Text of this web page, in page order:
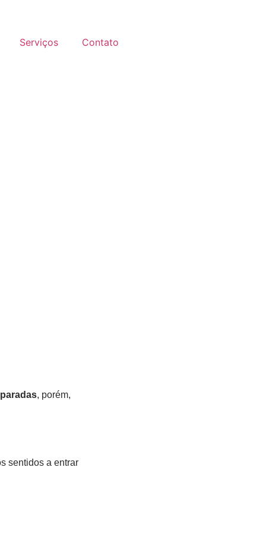
Serviços Contato
, porém,
sentidos a entrar